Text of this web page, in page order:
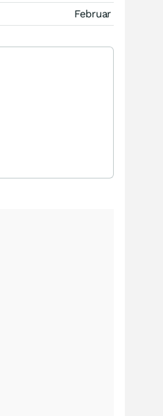
Februar